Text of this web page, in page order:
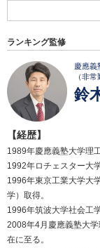
ランキング監修
慶應義
（非常
鈴
【経歴】
1989年慶應義塾大学理
1992年ロチェスター大
1996年東京工業大学大
学）取得。
1996年筑波大学社会工
2008年4月慶應義塾大
在に至る。